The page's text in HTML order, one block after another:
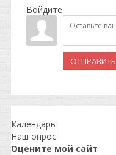
Войдите:
ОТПРАВИТЬ
Календарь
Наш опрос
Оцените мой сайт